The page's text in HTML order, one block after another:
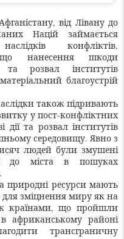
від Лівану до
Націй займається
конфліктів,
нанесення шкоди
розвал інститутів
благоустрій
також підривають
у пост-конфліктних
дії та розвал інститутів
середовищу. Явно з
людей були змушені
до міста в пошуках
ресурси мають
зміцнення миру як на
країнами, що пройшли
африканському районі
трансграничну